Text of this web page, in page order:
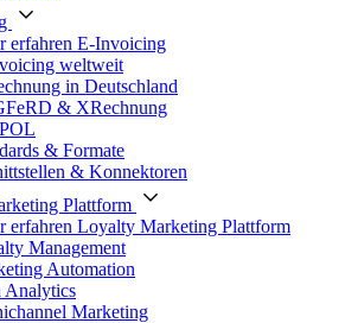
erfahren E-Invoicing
weltweit
in Deutschland
& XRechnung
& Formate
& Konnektoren
Plattform
erfahren Loyalty Marketing Plattform
Management
Automation
Analytics
Marketing